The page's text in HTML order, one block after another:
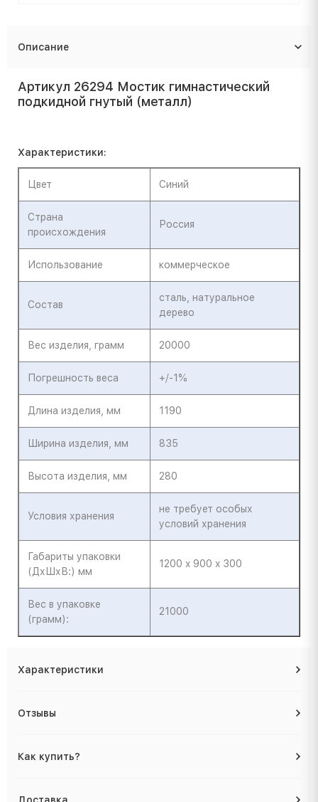
Описание
Артикул 26294 Мостик гимнастический
подкидной гнутый (металл)
Характеристики:
Цвет Синий
Страна
происхождения
Россия
Использование коммерческое
Состав
сталь, натуральное
дерево
Вес изделия, грамм 20000
Погрешность веса +/-1%
Длина изделия, мм 1190
Ширина изделия, мм 835
Высота изделия, мм 280
Условия хранения
не требует особых
условий хранения
Габариты упаковки
(ДхШхВ:) мм
1200 x 900 x 300
Вес в упаковке
(грамм):
21000
Характеристики
Отзывы
Как купить?